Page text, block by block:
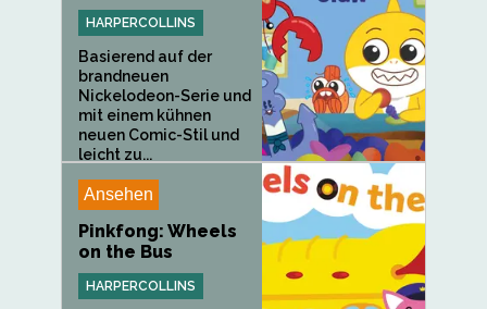
HARPERCOLLINS
Basierend auf der
brandneuen
Nickelodeon-Serie und
mit einem kühnen
neuen Comic-Stil und
leicht zu...
Ansehen
Pinkfong: Wheels
on the Bus
HARPERCOLLINS